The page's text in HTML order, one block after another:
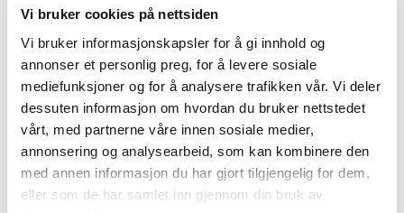
Vi bruker cookies på nettsiden
Vi bruker informasjonskapsler for å gi innhold og
annonser et personlig preg, for å levere sosiale
mediefunksjoner og for å analysere trafikken vår. Vi deler
dessuten informasjon om hvordan du bruker nettstedet
vårt, med partnerne våre innen sosiale medier,
annonsering og analysearbeid, som kan kombinere den
med annen informasjon du har gjort tilgjengelig for dem,
eller som de har samlet inn gjennom din bruk av
Relaterte produkter